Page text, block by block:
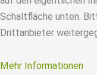
Schaltfläche unten.
Drittanbieter
Mehr Informationen